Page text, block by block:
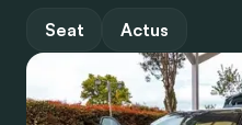
Seat Actus